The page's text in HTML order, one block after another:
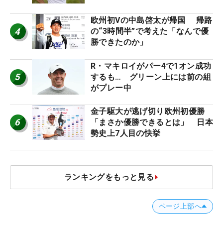
4
欧州初Vの中島啓太が帰国 帰路
の“3時間半”で考えた「なんで優
勝できたのか」
5
R・マキロイがパー4で1オン成功
するも… グリーン上には前の組
がプレー中
6
金子駆大が逃げ切り欧州初優勝
「まさか優勝できるとは」 日本
勢史上7人目の快挙
ランキングをもっと見る
ページ上部へ